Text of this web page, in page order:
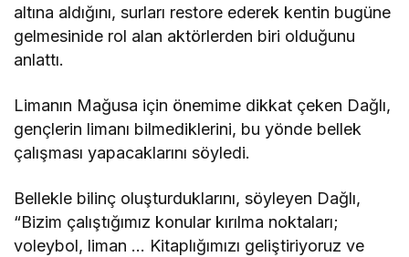
altına aldığını, surları restore ederek kentin bugüne
gelmesinide rol alan aktörlerden biri olduğunu
anlattı.
Limanın Mağusa için önemime dikkat çeken Dağlı,
gençlerin limanı bilmediklerini, bu yönde bellek
çalışması yapacaklarını söyledi.
Bellekle bilinç oluşturduklarını, söyleyen Dağlı,
“Bizim çalıştığımız konular kırılma noktaları;
voleybol, liman … Kitaplığımızı geliştiriyoruz ve